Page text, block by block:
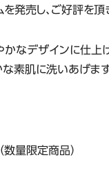
発売し、ご好評を頂
なデザインに仕上
素肌に洗いあげます
数量限定商品）